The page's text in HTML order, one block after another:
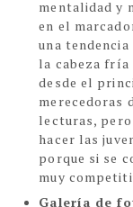
mentalidad y
en el
una
la cabeza
desde el
merecedoras
lecturas,
hacer las
porque si se
muy
Galería de